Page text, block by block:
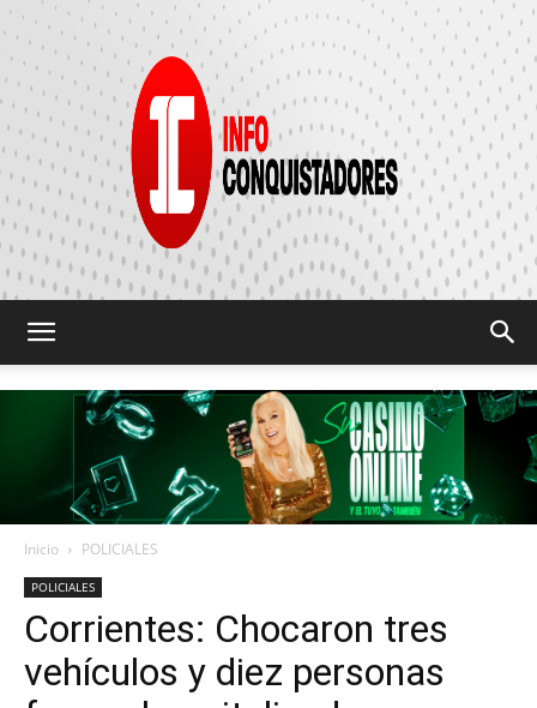
CONQUISTADORES
Inicio POLICIALES
POLICIALES
Corrientes: Chocaron tres
vehículos y diez personas